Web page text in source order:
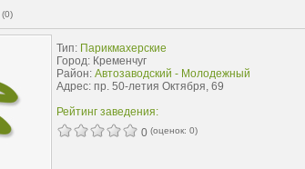
Тип: Парикмахерские
Город: Кременчуг
Район: Автозаводский - Молодежный
Адрес: пр. 50-летия Октября, 69
Рейтинг заведения:
0 (оценок: 0)